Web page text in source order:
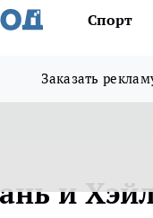
Спорт
Заказать
и